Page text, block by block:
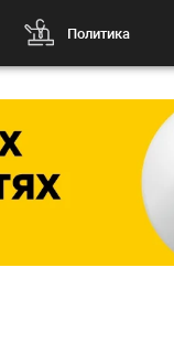
Политика